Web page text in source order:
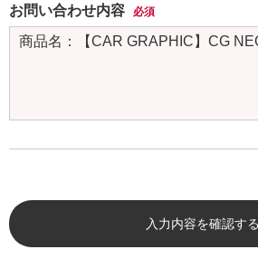
お問い合わせ内容 必須
入力内容を確認する